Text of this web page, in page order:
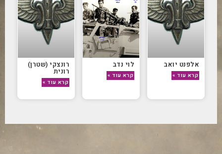
אלפנט יואב
קרא עוד »
לוי נדב
קרא עוד »
רונצקי (שטרן)
רונית
קרא עוד »